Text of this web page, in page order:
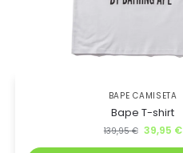
BAPE CAMISETA
Bape T-shirt
139,95€ 39,95 €